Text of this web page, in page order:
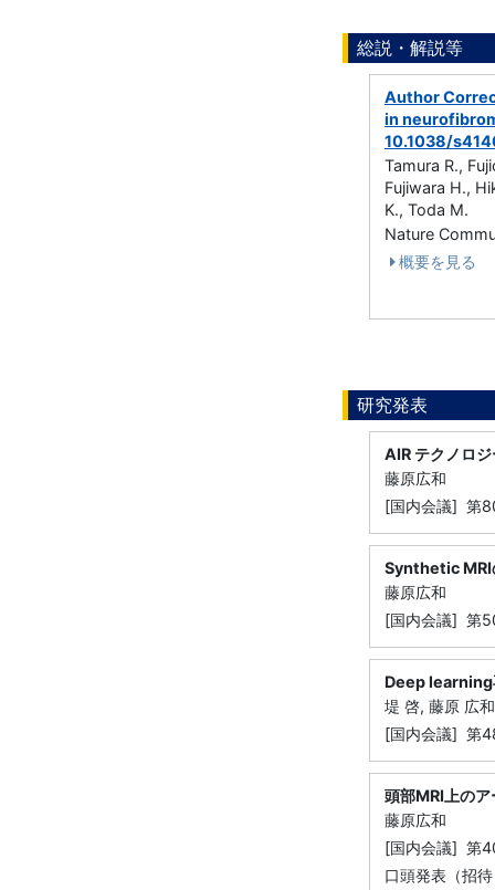
総説・解説等
Author
in
10.1038/
Tamura R.,
Fujiwara H.,
K., Toda M.
Nature
概要を見る
研究発表
AIR テクノロ
藤原広和
[国内会議] 第
Synthetic MRI
藤原広和
[国内会議] 第
Deep learning
堤 啓, 藤原 広
[国内会議] 第
頭部MRI上の
藤原広和
[国内会議] 第
口頭発表（招